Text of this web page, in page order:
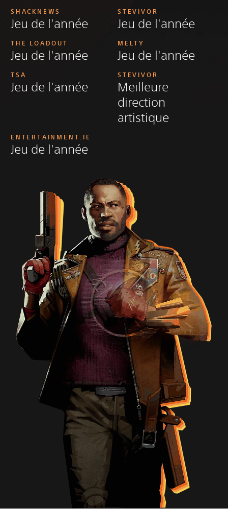
SHACKNEWS
Jeu de l'année
STEVIVOR
Jeu de l'année
THE LOADOUT
Jeu de l'année
MELTY
Jeu de l'année
TSA
Jeu de l'année
STEVIVOR
Meilleure
direction
artistique
ENTERTAINMENT.IE
Jeu de l'année